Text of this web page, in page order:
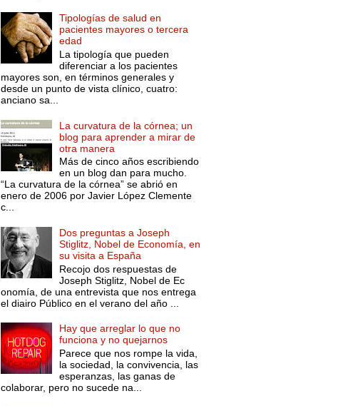
Tipologías de salud en
pacientes mayores o tercera
edad
La tipología que pueden
diferenciar a los pacientes
mayores son, en términos generales y
desde un punto de vista clínico, cuatro:
anciano sa...
La curvatura de la córnea; un
blog para aprender a mirar de
otra manera
Más de cinco años escribiendo
en un blog dan para mucho.
“La curvatura de la córnea” se abrió en
enero de 2006 por Javier López Clemente
c...
Dos preguntas a Joseph
Stiglitz, Nobel de Economía, en
su visita a España
Recojo dos respuestas de
Joseph Stiglitz, Nobel de Ec
onomía, de una entrevista que nos entrega
el diairo Público en el verano del año ...
Hay que arreglar lo que no
funciona y no quejarnos
Parece que nos rompe la vida,
la sociedad, la convivencia, las
esperanzas, las ganas de
colaborar, pero no sucede na...